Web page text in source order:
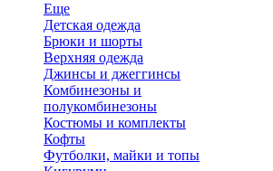
Еще
Детская одежда
Брюки и шорты
Верхняя одежда
Джинсы и джеггинсы
Комбинезоны и
полукомбинезоны
Костюмы и комплекты
Кофты
Футболки, майки и топы